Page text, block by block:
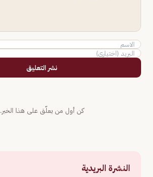
نشر التعليق
كن أول من يعلّق على هذا الخبر.
النشرة البريدية